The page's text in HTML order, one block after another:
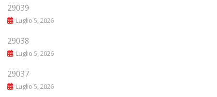
29039
Luglio 5, 2026
29038
Luglio 5, 2026
29037
Luglio 5, 2026